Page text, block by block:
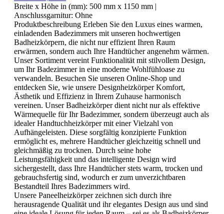
Breite x Höhe in (mm): 500 mm x 1150 mm |
Anschlussgarnitur: Ohne
Produktbeschreibung Erleben Sie den Luxus eines warmen,
einladenden Badezimmers mit unseren hochwertigen
Badheizkörpern, die nicht nur effizient Ihren Raum
erwärmen, sondern auch Ihre Handtücher angenehm wärmen.
Unser Sortiment vereint Funktionalität mit stilvollem Design,
um Ihr Badezimmer in eine moderne Wohlfühloase zu
verwandeln. Besuchen Sie unseren Online-Shop und
entdecken Sie, wie unsere Designheizkörper Komfort,
Ästhetik und Effizienz in Ihrem Zuhause harmonisch
vereinen. Unser Badheizkörper dient nicht nur als effektive
Wärmequelle für Ihr Badezimmer, sondern überzeugt auch als
idealer Handtuchheizkörper mit einer Vielzahl von
Aufhängeleisten. Diese sorgfältig konzipierte Funktion
ermöglicht es, mehrere Handtücher gleichzeitig schnell und
gleichmäßig zu trocknen. Durch seine hohe
Leistungsfähigkeit und das intelligente Design wird
sichergestellt, dass Ihre Handtücher stets warm, trocken und
gebrauchsfertig sind, wodurch er zum unverzichtbaren
Bestandteil Ihres Badezimmers wird.
Unsere Paneelheizkörper zeichnen sich durch ihre
herausragende Qualität und ihr elegantes Design aus und sind